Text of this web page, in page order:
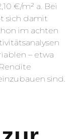
€/m² a. Bei
sich damit
im achten
– etwa
sind.